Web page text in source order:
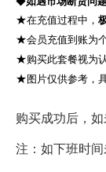
★在充值过程中，
★会员充值到账为
★购买此套餐视为
★ 图片仅供参考，
购买成功后，
注：如下班时